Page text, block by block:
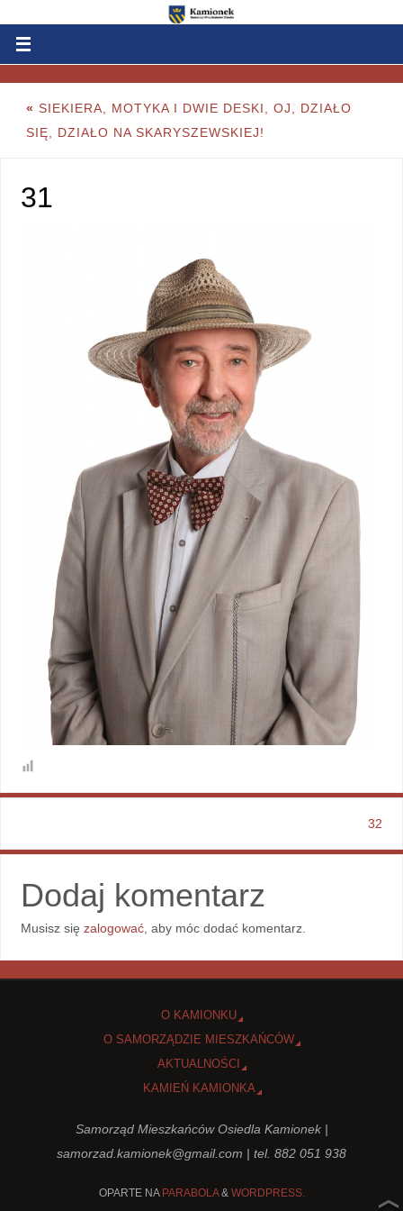
« SIEKIERA, MOTYKA I DWIE DESKI, OJ, DZIAŁO
SIĘ, DZIAŁO NA SKARYSZEWSKIEJ!
31
32
Dodaj komentarz
Musisz się zalogować, aby móc dodać komentarz.
O KAMIONKU
O SAMORZĄDZIE MIESZKAŃCÓW
AKTUALNOŚCI
KAMIEŃ KAMIONKA
Samorząd Mieszkańców Osiedla Kamionek |
samorzad.kamionek@gmail.com | tel. 882 051 938
OPARTE NA PARABOLA& WORDPRESS.